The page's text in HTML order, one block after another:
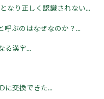
なり正しく認識されない...
呼ぶのはなぜなのか？...
る漢字...
に交換できた...